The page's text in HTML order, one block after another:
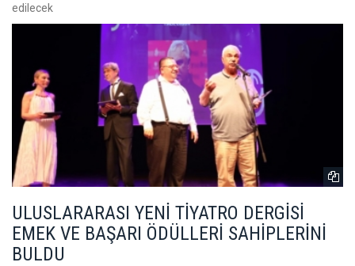
edilecek
ULUSLARARASI YENİ TİYATRO DERGİSİ
EMEK VE BAŞARI ÖDÜLLERİ SAHİPLERİNİ
BULDU